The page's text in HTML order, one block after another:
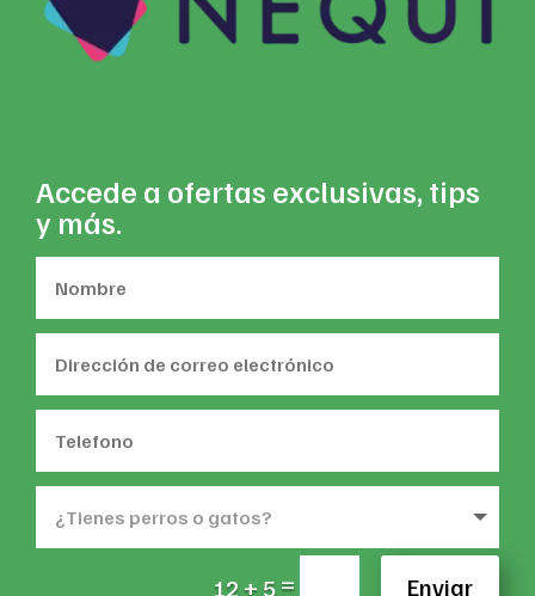
Accede a ofertas exclusivas, tips
y más.
12 + 5= Enviar